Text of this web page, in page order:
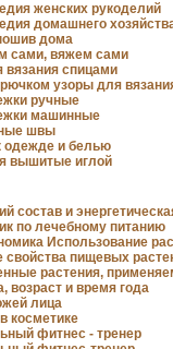
Кройка и пошив дома
женских рукоделий
домашнего
дома
сами, вяжем сами
вязания спицами
узоры для
ручные
машинные
швы
одежде и белью
вышитые иглой
состав и
по лечебному питанию
Использование
свойства пищевых
растения,
возраст и время года
лица
косметике
фитнес - тренер